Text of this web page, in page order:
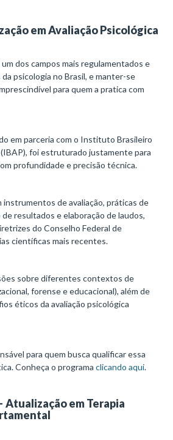
em Avaliação Psicológica
dos campos mais regulamentados e
psicologia no Brasil, e manter-se
para quem a pratica com
em parceria com o Instituto Brasileiro
foi estruturado justamente para
profundidade e precisão técnica.
de avaliação, práticas de
resultados e elaboração de laudos,
do Conselho Federal de
científicas mais recentes.
sobre diferentes contextos de
forense e educacional), além de
éticos da avaliação psicológica
para quem busca qualificar essa
Conheça o programa clicando aqui.
Atualização em Terapia